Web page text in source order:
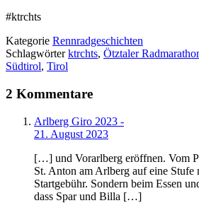
#ktrchts
Kategorie Rennradgeschichten
Schlagwörterktrchts, Ötztaler
Südtirol, Tirol
2 Kommentare
Arlberg Giro 2023 -
21. August 2023
[…] und Vorarlberg eröffnen. Vom
St. Anton am Arlberg auf eine
Startgebühr. Sondern beim Essen
dass Spar und Billa […]